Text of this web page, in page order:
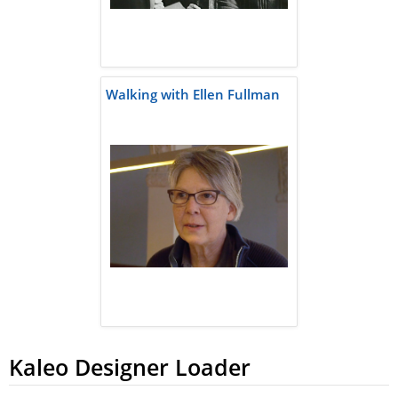
Walking with Ellen Fullman
Kaleo Designer Loader